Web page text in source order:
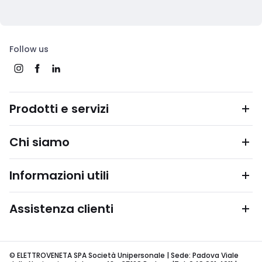
Follow us
Prodotti e servizi
Chi siamo
Informazioni utili
Assistenza clienti
© ELETTROVENETA SPA Società Unipersonale | Sede: Padova Viale